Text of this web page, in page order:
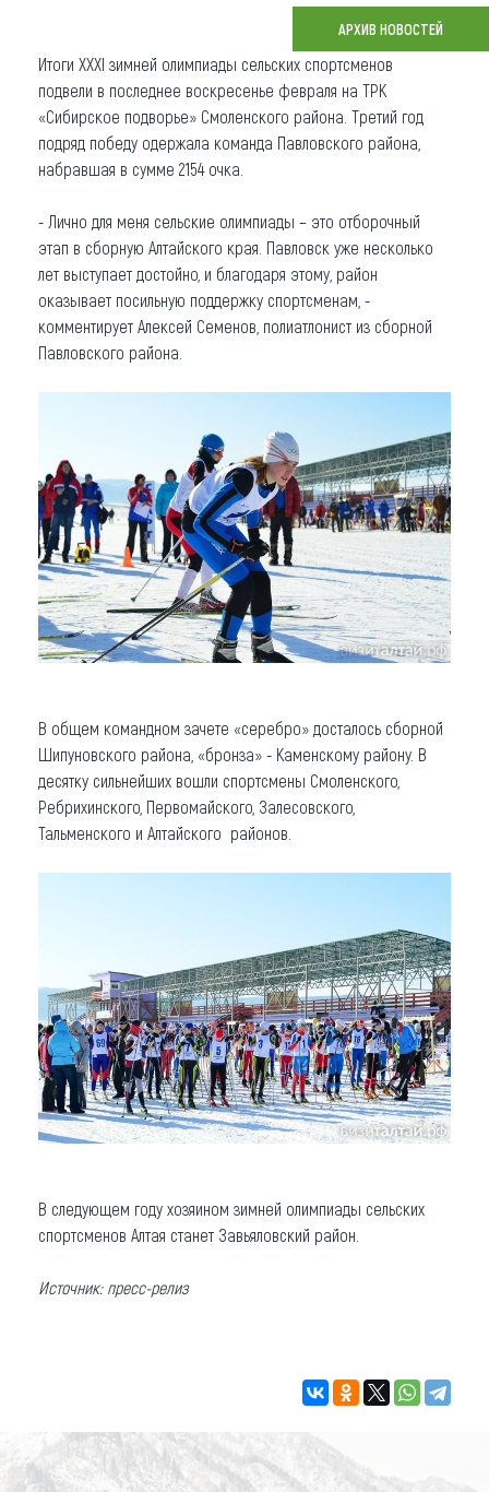
О регионе
Коллекция впечатлений
Другие рубрики
АРХИВ НОВОСТЕЙ
Итоги XXXI зимней олимпиады сельских спортсменов
подвели в последнее воскресенье февраля на ТРК
«Сибирское подворье» Смоленского района. Третий год
подряд победу одержала команда Павловского района,
набравшая в сумме 2154 очка.
- Лично для меня сельские олимпиады – это отборочный
этап в сборную Алтайского края. Павловск уже несколько
лет выступает достойно, и благодаря этому, район
оказывает посильную поддержку спортсменам, -
комментирует Алексей Семенов, полиатлонист из сборной
Павловского района.
В общем командном зачете «серебро» досталось сборной
Шипуновского района, «бронза» - Каменскому району. В
десятку сильнейших вошли спортсмены Смоленского,
Ребрихинского, Первомайского, Залесовского,
Тальменского и Алтайского районов.
В следующем году хозяином зимней олимпиады сельских
спортсменов Алтая станет Завьяловский район.
Источник: пресс-релиз